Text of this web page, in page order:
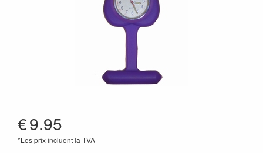
€9.95
*Les prix incluent la TVA